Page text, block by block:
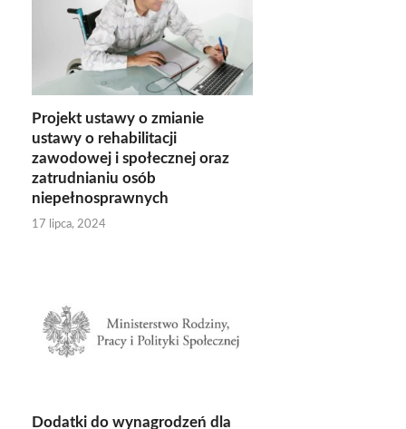
Projekt ustawy o zmianie
ustawy o rehabilitacji
zawodowej i społecznej oraz
zatrudnianiu osób
niepełnosprawnych
17 lipca, 2024
Dodatki do wynagrodzeń dla